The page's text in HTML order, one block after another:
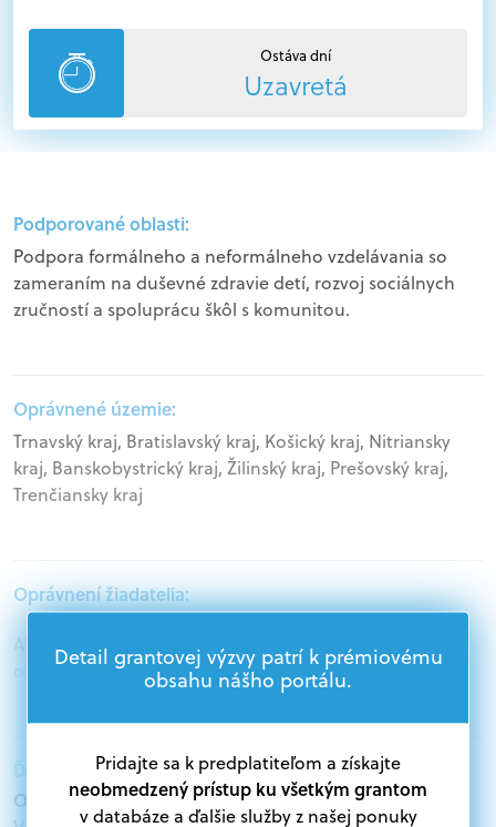
Ostáva dní
Uzavretá
Podporované oblasti:
Podpora formálneho a neformálneho vzdelávania so
zameraním na duševné zdravie detí, rozvoj sociálnych
zručností a spoluprácu škôl s komunitou.
Oprávnené územie:
Trnavský kraj, Bratislavský kraj, Košický kraj, Nitriansky
kraj, Banskobystrický kraj, Žilinský kraj, Prešovský kraj,
Trenčiansky kraj
Oprávnení žiadatelia:
Akademický sektor, Samospráva, Mimovládne
organizácie
Ďalšie informácie:
Oprávnení žiadatelia:
Detail grantovej výzvy patrí k prémiovému
obsahu nášho portálu.
Pridajte sa k predplatiteľom a získajte
neobmedzený prístup ku všetkým grantom
v databáze a ďalšie služby z našej ponuky